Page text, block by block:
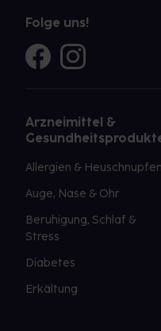
Folge uns!
Arzneimittel &
Allergien & Heuschnupfen
Auge, Nase & Ohr
Beruhigung, Schlaf &
Stress
Diabetes
Erkältung